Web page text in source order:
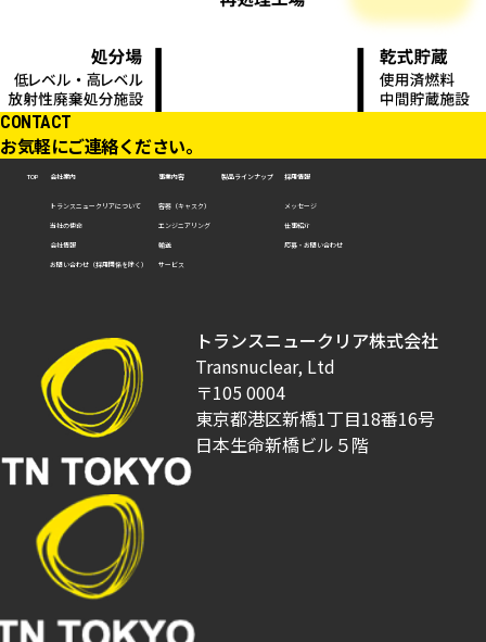
CONTACT
お気軽にご連絡ください。
TOP 会社案内
トランスニュークリアについて
当社の使命
会社情報
お問い合わせ（採用関係を除く）
事業内容
容器（キャスク）
エンジニアリング
輸送
サービス
製品ラインナップ 採用情報
メッセージ
仕事紹介
応募・お問い合わせ
トランスニュークリア株式会社
Transnuclear, Ltd
〒105 0004
東京都港区新橋1丁目18番16号
日本生命新橋ビル５階